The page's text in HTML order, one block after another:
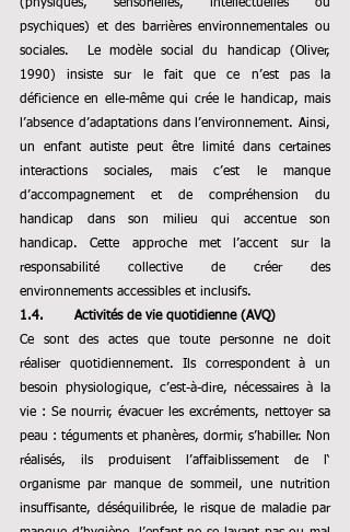
(physiques, sensorielles, intellectuelles ou
psychiques) et des barrières environnementales ou
sociales.
Le modèle social du handicap (Oliver,
1990) insiste sur le fait que ce n’est pas la
déficience en elle-même qui crée le handicap, mais
l’absence d’adaptations dans l’environnement. Ainsi,
un enfant autiste peut être limité dans certaines
d’accompagnement et de compréhension du
handicap dans son milieu qui accentue son
handicap. Cette approche met l’accent sur la
responsabilité collective de créer des
environnements accessibles et inclusifs.
1.4.       Activités de vie quotidienne (AVQ)
Ce sont des actes que toute personne ne doit
réaliser quotidiennement. Ils correspondent à un
besoin physiologique, c’est-à-dire, nécessaires à la
vie : Se nourrir, évacuer les excréments, nettoyer sa
peau : téguments et phanères, dormir, s’habiller. Non
réalisés, ils produisent l’affaiblissement de l‘
organisme par manque de sommeil, une nutrition
insuffisante, déséquilibrée, le risque de maladie par